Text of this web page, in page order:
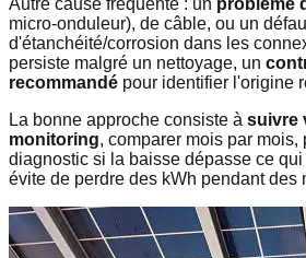
micro-onduleur), de câble, ou un
d'étanchéité/corrosion dans les
persiste malgré un nettoyage, un
recommandé pour identifier l'origine
La bonne approche consiste à suivre
monitoring, comparer mois par
diagnostic si la baisse dépasse ce
évite de perdre des kWh pendant des